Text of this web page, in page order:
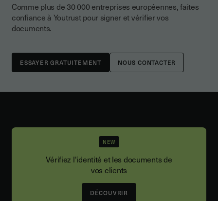
Comme plus de 30 000 entreprises européennes, faites
confiance à Youtrust pour signer et vérifier vos
documents.
NOUS CONTACTER
NEW
Vérifiez l'identité et les documents de
vos clients
DÉCOUVRIR